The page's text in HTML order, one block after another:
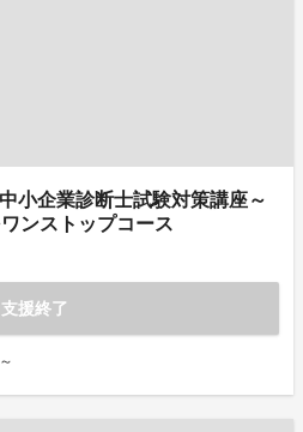
小企業診断士試験対策講座～
ンストップコース
支援終了